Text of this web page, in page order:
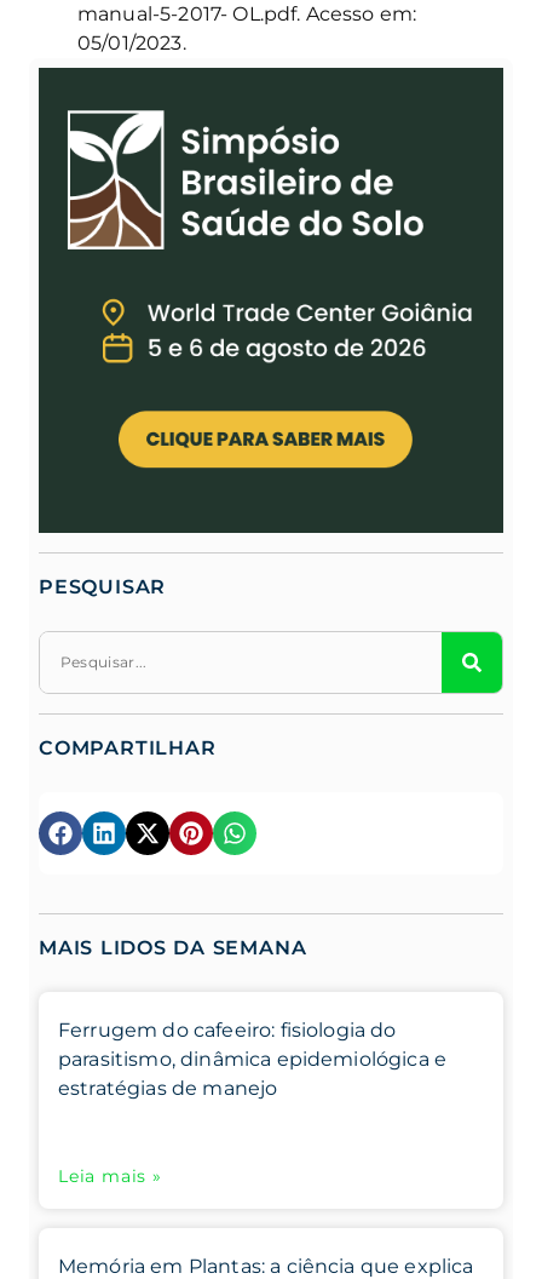
manual-5-2017- OL.pdf. Acesso em:
05/01/2023.
PESQUISAR
COMPARTILHAR
MAIS LIDOS DA SEMANA
Ferrugem do cafeeiro: fisiologia do
parasitismo, dinâmica epidemiológica e
estratégias de manejo
Leia mais »
Memória em Plantas: a ciência que explica